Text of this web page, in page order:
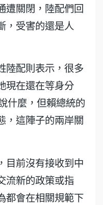
遭關閉，陸配們回
，受害的還是人
陸配則表示，很多
現在還在等身分
什麼，但賴總統的
，這陣子的兩岸關
目前沒有接收到中
流新的政策或指
都會在相關規範下